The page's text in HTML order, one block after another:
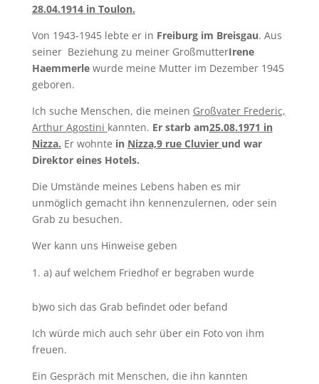
28.04.1914 in Toulon.
Von 1943-1945 lebte er in Freiburg im Breisgau. Aus
seiner Beziehung zu meiner GroßmutterIrene
Haemmerlewurde meine Mutter im Dezember 1945
geboren.
Ich suche Menschen, die meinen Großvater Frederic,
Arthur Agostini kannten. Er starb am25.08.1971 in
Nizza. Er wohnte in Nizza,9 rue Cluvier und war
Direktor eines Hotels.
Die Umstände meines Lebens haben es mir
unmöglich gemacht ihn kennenzulernen, oder sein
Grab zu besuchen.
Wer kann uns Hinweise geben
a) auf welchem Friedhof er begraben wurde
b)wo sich das Grab befindet oder befand
Ich würde mich auch sehr über ein Foto von ihm
freuen.
Ein Gespräch mit Menschen, die ihn kannten